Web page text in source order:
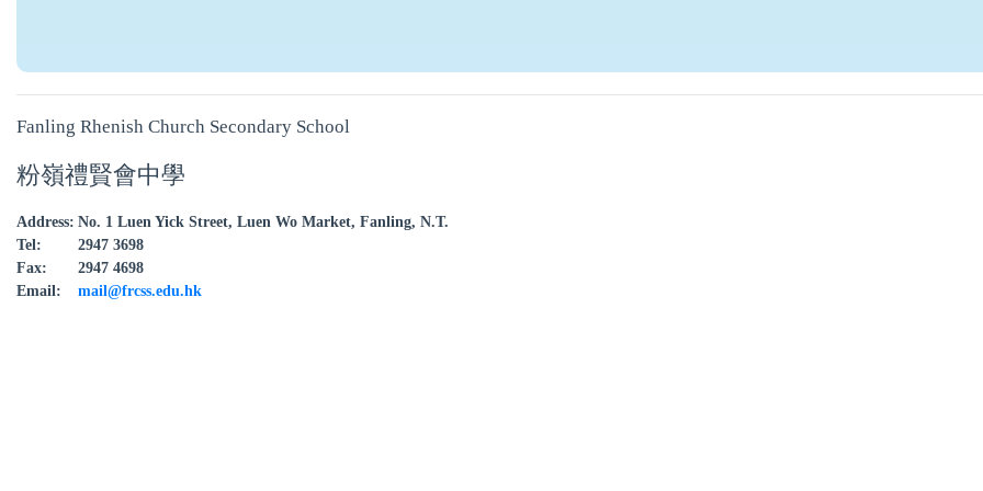
Fanling Rhenish Church Secondary School
粉嶺禮賢會中學
Address: No. 1 Luen Yick Street, Luen Wo Market, Fanling, N.T.
Tel:
2947 3698
Fax:
2947 4698
Email:
mail@frcss.edu.hk